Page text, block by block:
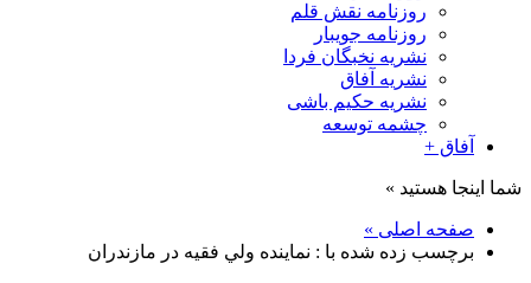
روزنامه نقش قلم
روزنامه جویبار
نشریه نخبگان فردا
نشریه آفاق
نشریه حکیم باشی
چشمه توسعه
آفاق +
شما اینجا هستید »
صفحه اصلی »
برچسب زده شده با : نماينده ولي فقيه در مازندران